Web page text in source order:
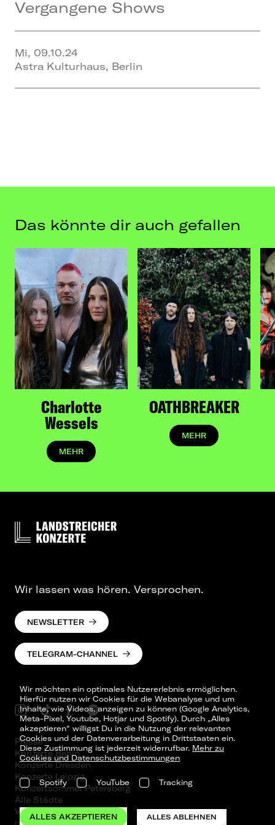
Vergangene Shows
Mi, 09.10.24
Astra Kulturhaus, Berlin
Das könnte dir auch gefallen
Charlotte
Wessels
MEHR
OATHBREAKER
MEHR
Wir möchten ein optimales Nutzererlebnis ermöglichen.
Hierfür nutzen wir Cookies für die Webanalyse und um
Inhalte, wie Videos, anzeigen zu können (Google Analytics,
Meta-Pixel, Youtube, Hotjar und Spotify). Durch „Alles
akzeptieren“ willigst Du in die Nutzung der relevanten
Cookies und der Datenverarbeitung in Drittstaaten ein.
Diese Zustimmung ist jederzeit widerrufbar. Mehr zu
Cookies und Datenschutzbestimmungen
Spotify YouTube Tracking
ALLES AKZEPTIEREN ALLES ABLEHNEN
Wir lassen was hören. Versprochen.
NEWSLETTER
TELEGRAM-CHANNEL
Presse
Konzerte Berlin
Konzerte Dresden
Konzerte Leipzig
Konzertsommer Petersberg
Alle Städte
Vergangene Shows